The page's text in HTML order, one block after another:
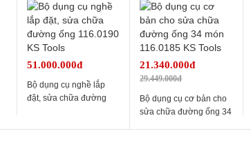
51.000.000đ
Bộ dụng cụ nghề lắp
đặt, sửa chữa đường
21.340.000đ
29.449.000đ
Bộ dụng cụ cơ bản cho
sửa chữa đường ống 34